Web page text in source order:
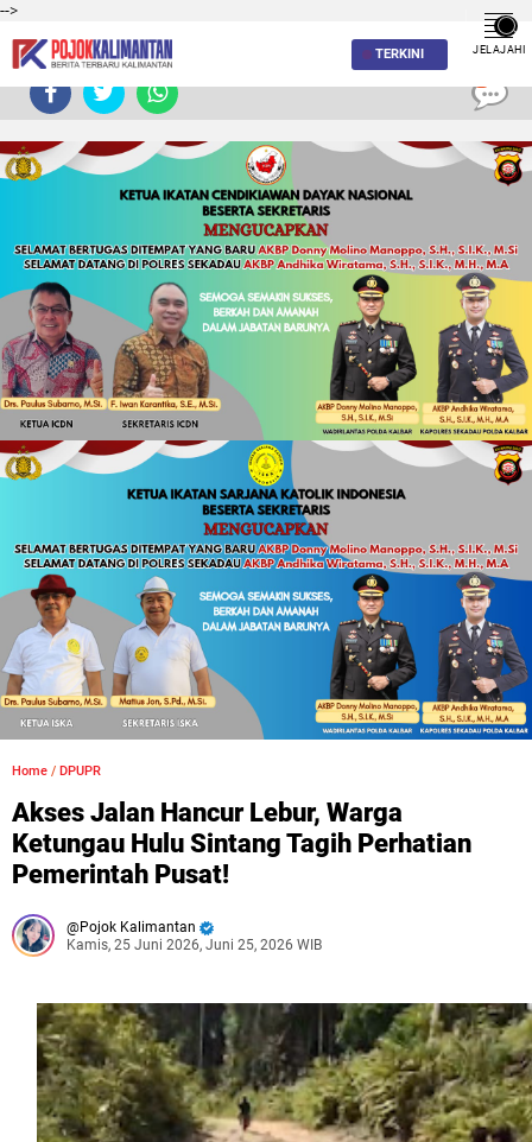
-->
TERKINI JELAJAHI
Home / DPUPR
Akses Jalan Hancur Lebur, Warga
Ketungau Hulu Sintang Tagih Perhatian
Pemerintah Pusat!
Pojok Kalimantan
Kamis, 25 Juni 2026, Juni 25, 2026 WIB